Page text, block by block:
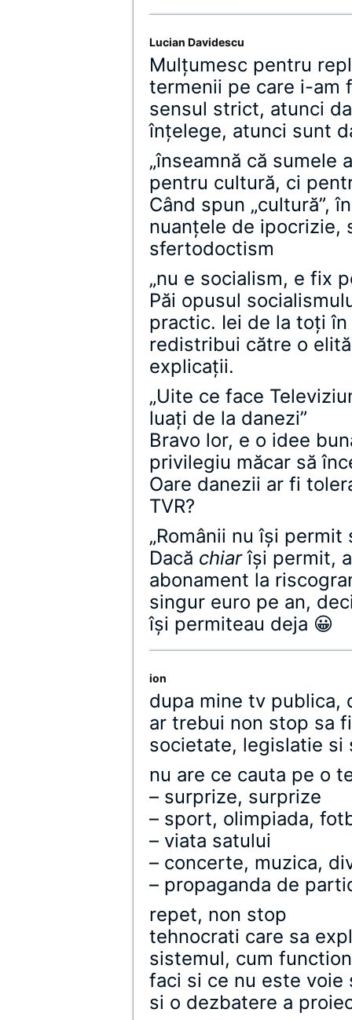
Lucian Davidescu
Mulţumesc pentru
termenii pe care i-am
sensul strict, atunci
înţelege, atunci sunt
„înseamnă că sumele
pentru cultură, ci
Când spun „cultură”,
nuanţele de ipocrizie,
sfertodoctism
„nu e socialism, e fix
Păi opusul
practic. Iei de la toţi în
redistribui către o
explicaţii.
„Uite ce face
luaţi de la danezi”
Bravo lor, e o idee
privilegiu măcar să
Oare danezii ar fi
TVR?
„Românii nu îşi permit
Dacă chiarîşi permit,
abonament la
singur euro pe an,
îşi permiteau deja 😀
ion
dupa mine tv publica,
ar trebui non stop sa
societate, legislatie si
nu are ce cauta pe o
– surprize, surprize
– sport, olimpiada,
– viata satului
– concerte, muzica,
– propaganda de
repet, non stop
tehnocrati care sa
sistemul, cum
faci si ce nu este voie
si o dezbatere a